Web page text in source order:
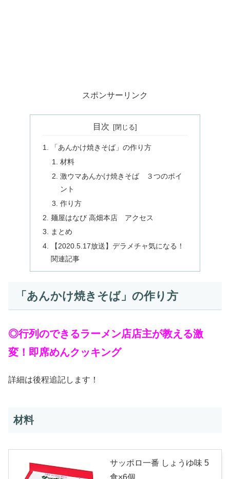
スポンサーリンク
目次
「あんかけ焼きそば」の作り方
材料
激ウマあんかけ焼きそば ３つのポイ
ント
作り方
麺屋はなび 高畑本店 アクセス
まとめ
【2020.5.17放送】デラメチャ気になる！
関連記事
「あんかけ焼きそば」の作り方
◎行列のできるラーメン店店主が教える激
変！即席めんクッキング
詳細は後程追記します！
材料
サッポロ一番 しょうゆ味 5